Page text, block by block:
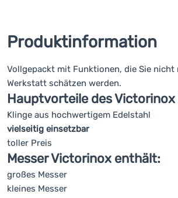
Produktinformation
Vollgepackt mit Funktionen, die Sie
Werkstatt schätzen werden.
Hauptvorteile des Victorinox
Klinge aus hochwertigem Edelstahl
vielseitig einsetzbar
toller Preis
Messer Victorinox enthält:
großes Messer
kleines Messer